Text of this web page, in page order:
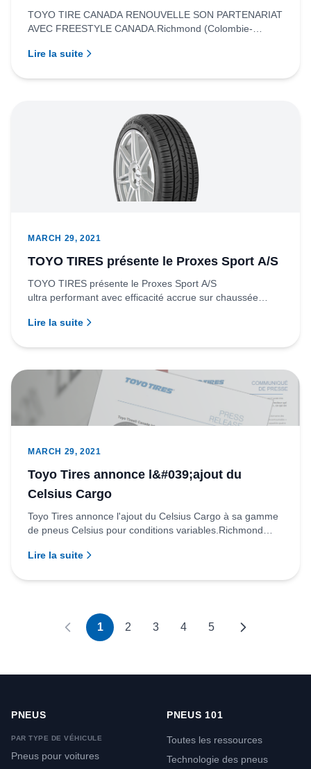
CANADA.
TOYO TIRE CANADA RENOUVELLE SON PARTENARIAT
AVEC FREESTYLE CANADA.Richmond (Colombie-
Lire la suite
MARCH 29, 2021
TOYO TIRES présente le Proxes Sport A/S
TOYO TIRES présente le Proxes Sport A/S
ultra performant avec efficacité accrue sur chaussée
Lire la suite
MARCH 29, 2021
Toyo Tires annonce l&#039;ajout du
Celsius Cargo
Toyo Tires annonce l'ajout du Celsius Cargo à sa gamme
de pneus Celsius pour conditions variables.Richmond
Lire la suite
1 2 3 4 5
PNEUS
PAR TYPE DE VÉHICULE
Pneus pour voitures
PNEUS 101
Toutes les ressources
Technologie des pneus